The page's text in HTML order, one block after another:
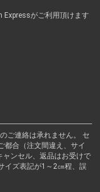
Expressがご利用頂けます
ご連絡は承れません。 セ
都合（注文間違え、サイ
ンセル、返品はお受けで
イズ表記が1～2㎝程、誤